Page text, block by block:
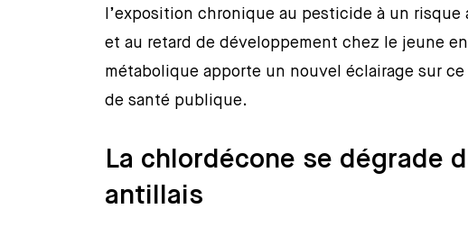
l’exposition chronique au pesticide à un
et au retard de développement chez le jeune
métabolique apporte un nouvel éclairage sur
de santé publique.
La chlordécone se dégrade
antillais